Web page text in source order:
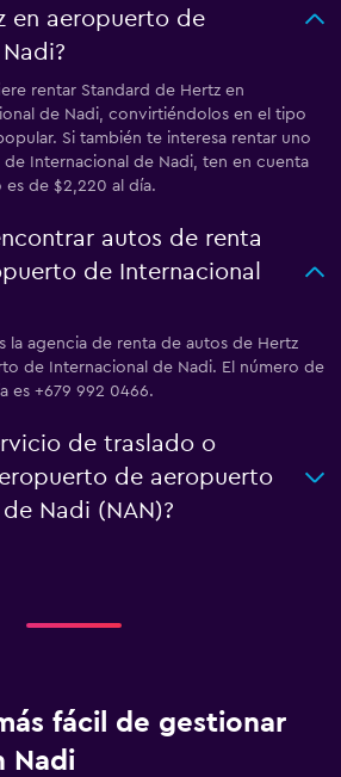
en aeropuerto de
rentar Standard de Hertz en
de Nadi, convirtiéndolos en el tipo
Si también te interesa rentar uno
Internacional de Nadi, ten en cuenta
de $2,220 al día.
autos de renta
de Internacional
la agencia de renta de autos de Hertz
de Internacional de Nadi. El número de
es +679 992 0466.
de traslado o
de aeropuerto
Nadi (NAN)?
fácil de gestionar
Nadi